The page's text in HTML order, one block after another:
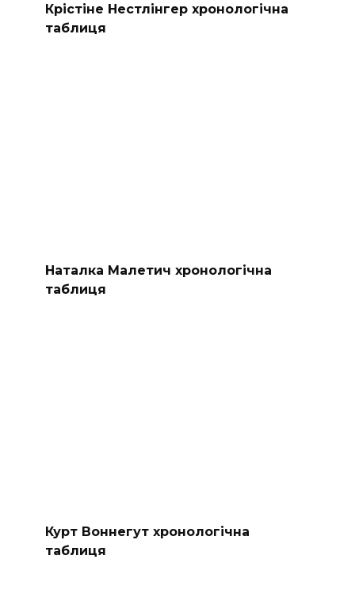
Крістіне Нестлінгер хронологічна
таблиця
Наталка Малетич хронологічна
таблиця
Курт Воннегут хронологічна
таблиця